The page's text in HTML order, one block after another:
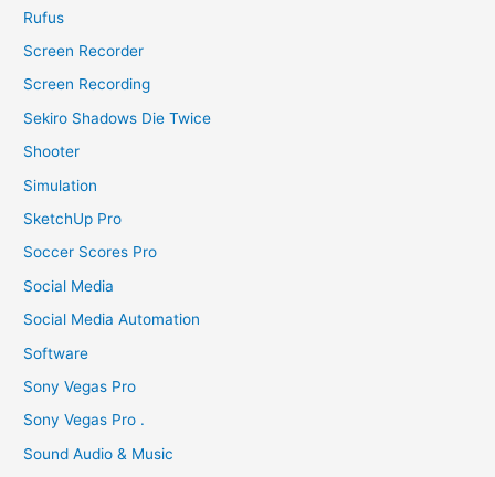
Rufus
Screen Recorder
Screen Recording
Sekiro Shadows Die Twice
Shooter
Simulation
SketchUp Pro
Soccer Scores Pro
Social Media
Social Media Automation
Software
Sony Vegas Pro
Sony Vegas Pro .
Sound Audio & Music